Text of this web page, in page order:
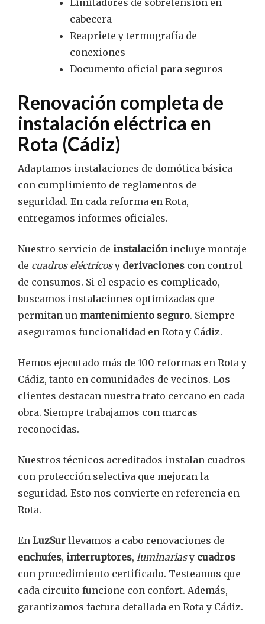
Limitadores de sobretensión en
cabecera
Reapriete y termografía de
conexiones
Documento oficial para seguros
Renovación completa de
instalación eléctrica en
Rota (Cádiz)
Adaptamos instalaciones de domótica básica
con cumplimiento de reglamentos de
seguridad. En cada reforma en Rota,
entregamos informes oficiales.
Nuestro servicio de instalaciónincluye montaje
de cuadros eléctricosy derivaciones con control
de consumos. Si el espacio es complicado,
buscamos instalaciones optimizadas que
permitan un mantenimiento seguro. Siempre
aseguramos funcionalidad en Rota y Cádiz.
Hemos ejecutado más de 100 reformas en Rota y
Cádiz, tanto en comunidades de vecinos. Los
clientes destacan nuestra trato cercano en cada
obra. Siempre trabajamos con marcas
reconocidas.
Nuestros técnicos acreditados instalan cuadros
con protección selectiva que mejoran la
seguridad. Esto nos convierte en referencia en
Rota.
En LuzSur llevamos a cabo renovaciones de
enchufes, interruptores, luminariasy cuadros
con procedimiento certificado. Testeamos que
cada circuito funcione con confort. Además,
garantizamos factura detallada en Rota y Cádiz.